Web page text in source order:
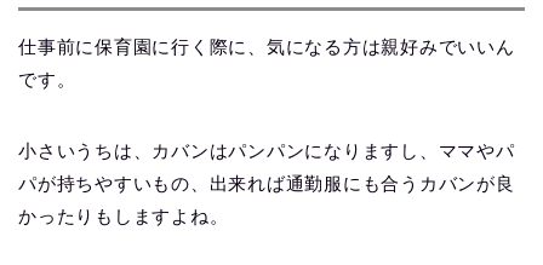
仕事前に保育園に行く際に、気になる方は親好みでいいん
です。
小さいうちは、カバンはパンパンになりますし、ママやパ
パが持ちやすいもの、出来れば通勤服にも合うカバンが良
かったりもしますよね。